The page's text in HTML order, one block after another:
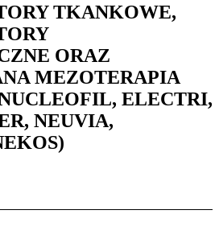
TKANKOWE,
ORAZ
MEZOTERAPIA
ELECTRI,
NEUVIA,